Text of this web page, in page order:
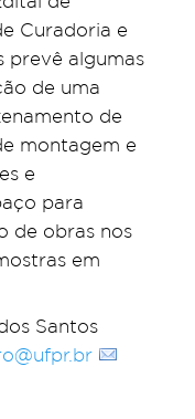
Curadoria e
prevê algumas
de uma
de
montagem e
e
para
de obras nos
em
Santos